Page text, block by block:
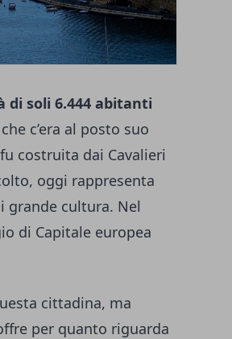
di soli 6.444 abitanti
c’era al posto suo
costruita dai Cavalieri
oggi rappresenta
grande cultura. Nel
di Capitale europea
cittadina, ma
per quanto riguarda